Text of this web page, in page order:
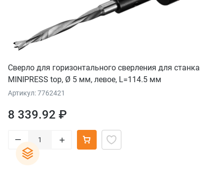
Сверло для горизонтального сверления для станка
MINIPRESS top, Ø 5 мм, левое, L=114.5 мм
Артикул: 7762421
8 339.92 ₽
– +